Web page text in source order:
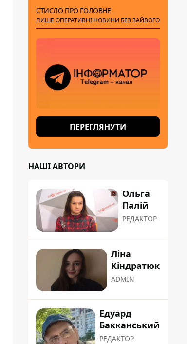
СТИСЛО ПРО ГОЛОВНЕ
ЛИШЕ ОПЕРАТИВНІ НОВИНИ БЕЗ ЗАЙВОГО
ПЕРЕГЛЯНУТИ
НАШІ АВТОРИ
Ольга
Палій
РЕДАКТОР
Ліна
Кіндратюк
ADMIN
Едуард
Бакканський
РЕДАКТОР